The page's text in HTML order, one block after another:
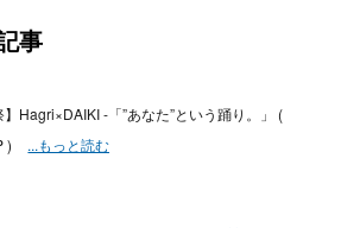
事
】Hagri×DAIKI -「”あなた”という踊り。」 (
)
...もっと読む